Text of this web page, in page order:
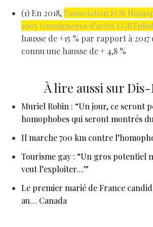
(1) En 2018, l’association SOS
1905 témoignages d’actes
hausse de +15 % par rapport à 2017
connu une hausse de + 4,8 %
À lire aussi sur
Muriel Robin : “Un jour, ce seront
homophobes qui seront montrés
Il marche 700 km contre
Tourisme gay : “Un gros potentiel
veut l’exploiter…”
Le premier marié de France
au… Canada